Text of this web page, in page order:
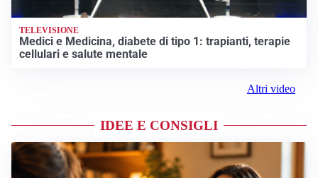
TELEVISIONE
Medici e Medicina, diabete di tipo 1: trapianti, terapie
cellulari e salute mentale
Altri video
IDEE E CONSIGLI